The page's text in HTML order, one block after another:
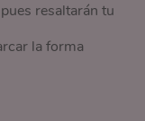
resaltarán tu
la forma